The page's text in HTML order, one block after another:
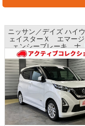
ニッサン／デイズ ハイウ
ェイスターＸ エマージ
ェンシーブレーキ ナ
ビ アラウンドビューモ
ニター インテリキー